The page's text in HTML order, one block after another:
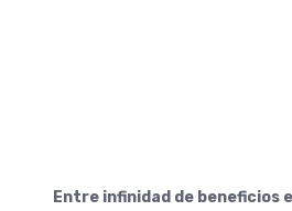
Entre infinidad de beneficios